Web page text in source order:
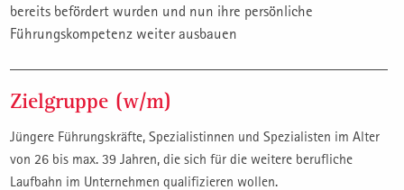
bereits befördert wurden und nun ihre persönliche
Führungskompetenz weiter ausbauen
Zielgruppe (w/m)
Jüngere Führungskräfte, Spezialistinnen und Spezialisten im Alter
von 26 bis max. 39 Jahren, die sich für die weitere berufliche
Laufbahn im Unternehmen qualifizieren wollen.